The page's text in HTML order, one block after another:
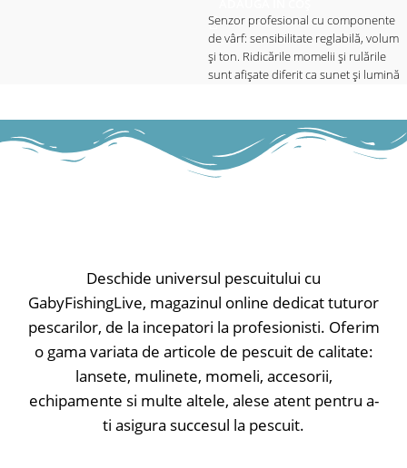
Senzor profesional cu componente
de vârf: sensibilitate reglabilă, volum
și ton. Ridicările momelii și rulările
sunt afișate diferit ca sunet și lumină
Cu funcție de lumină de noapte
reglabilă (integrată la buton) și
funcție de mute. Datorită
• Difuzoare de înaltă performanță
• Volumul reglabil, poate fi reglat la
zero
• Ton reglabil
• Comutator pornit-oprit
• Lumina LED servește ca indicator
de putere / 20 sec.în amurg
• Bara LED servește ca indicator de
trăsătură (afișează ridicarea momelii
și rularea diferit), roșu strălucitor
Deschide universul pescuitului cu
GabyFishingLive, magazinul online dedicat tuturor
pescarilor, de la incepatori la profesionisti. Oferim
o gama variata de articole de pescuit de calitate:
lansete, mulinete, momeli, accesorii,
echipamente si multe altele, alese atent pentru a-
ti asigura succesul la pescuit.